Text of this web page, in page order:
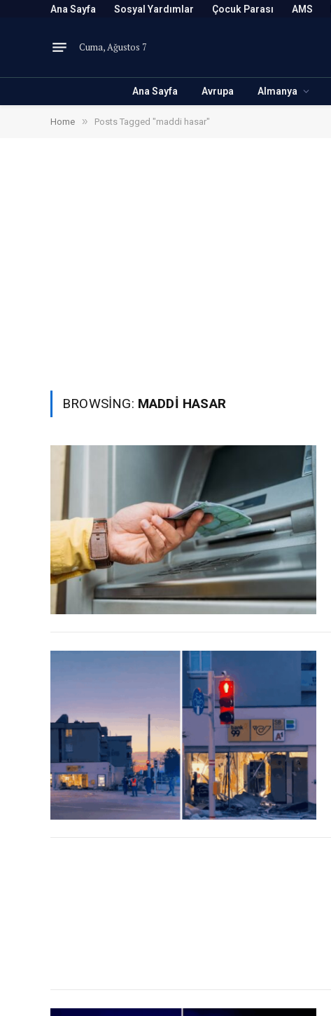
Ana Sayfa Sosyal Yardımlar Çocuk Parası AMS
Cuma, Ağustos 7
Ana Sayfa Avrupa Almanya
Home » Posts Tagged "maddi hasar"
BROWSING: MADDI HASAR